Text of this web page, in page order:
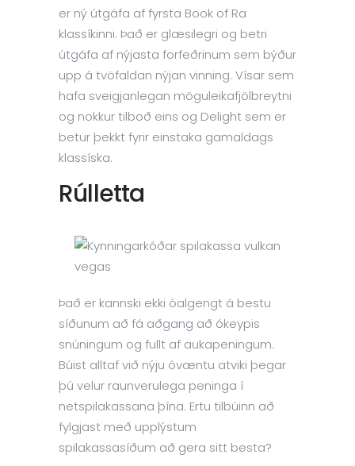
er ný útgáfa af fyrsta Book of Ra
klassíkinni. Það er glæsilegri og betri
útgáfa af nýjasta forfeðrinum sem býður
upp á tvöfaldan nýjan vinning. Vísar sem
hafa sveigjanlegan möguleikafjölbreytni
og nokkur tilboð eins og Delight sem er
betur þekkt fyrir einstaka gamaldags
klassíska.
Rúlletta
Það er kannski ekki óalgengt á bestu
síðunum að fá aðgang að ókeypis
snúningum og fullt af aukapeningum.
Búist alltaf við nýju óvæntu atviki þegar
þú velur raunverulega peninga í
netspilakassana þína. Ertu tilbúinn að
fylgjast með upplýstum
spilakassasíðum að gera sitt besta?